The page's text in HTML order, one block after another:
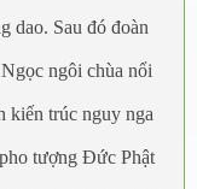
dao. Sau đó đoàn
ngôi chùa nổi
kiến trúc nguy nga
tượng Đức Phật